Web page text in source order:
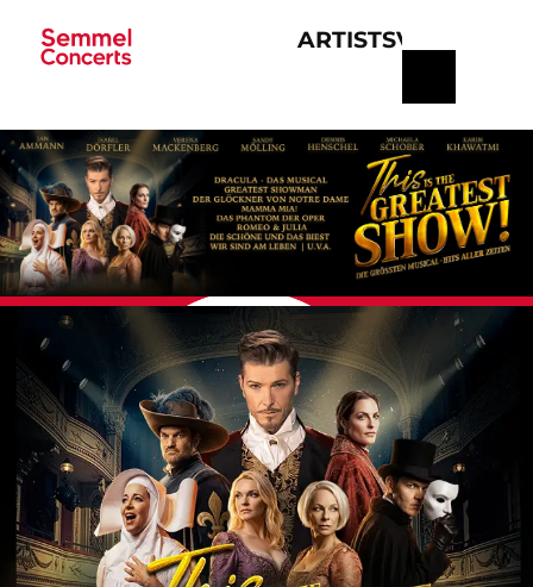
ARTISTS